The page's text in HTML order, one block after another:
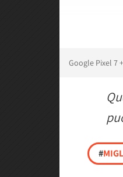
Google Pixel 7
#